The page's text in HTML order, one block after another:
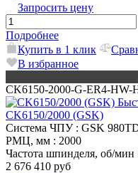
Запросить цену
Подробнее
Купить в 1 клик
В избранное
CK6150-2000-G-ER4-HW-
CK6150/2000 (GSK)
Система ЧПУ: GSK
РМЦ, мм : 2000
Частота шпинделя, об/мин
2 676 410 руб